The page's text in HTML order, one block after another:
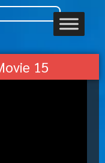
15